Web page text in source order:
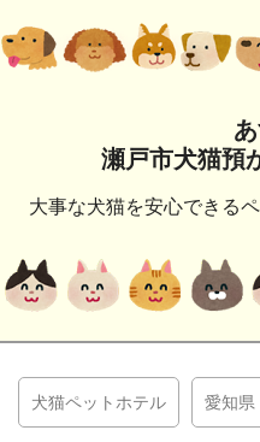
瀬戸市犬猫預
大事な犬猫を安心できる
犬猫ペットホテル 愛知県